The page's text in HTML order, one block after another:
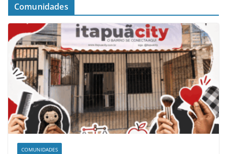
Comunidades
COMUNIDADES